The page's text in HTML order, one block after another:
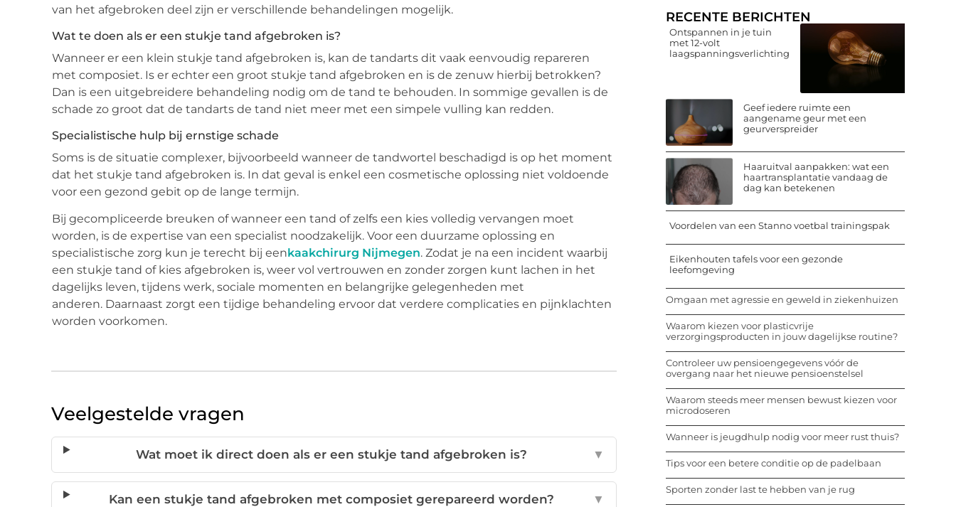
van het afgebroken deel zijn er verschillende behandelingen mogelijk.
Wat te doen als er een stukje tand afgebroken is?
Wanneer er een klein stukje tand afgebroken is, kan de tandarts dit vaak eenvoudig repareren
met composiet. Is er echter een groot stukje tand afgebroken en is de zenuw hierbij betrokken?
Dan is een uitgebreidere behandeling nodig om de tand te behouden. In sommige gevallen is de
schade zo groot dat de tandarts de tand niet meer met een simpele vulling kan redden.
Specialistische hulp bij ernstige schade
Soms is de situatie complexer, bijvoorbeeld wanneer de tandwortel beschadigd is op het moment
dat het stukje tand afgebroken is. In dat geval is enkel een cosmetische oplossing niet voldoende
voor een gezond gebit op de lange termijn.
Bij gecompliceerde breuken of wanneer een tand of zelfs een kies volledig vervangen moet
worden, is de expertise van een specialist noodzakelijk. Voor een duurzame oplossing en
specialistische zorg kun je terecht bij eenkaakchirurg Nijmegen. Zodat je na een incident waarbij
een stukje tand of kies afgebroken is, weer vol vertrouwen en zonder zorgen kunt lachen in het
dagelijks leven, tijdens werk, sociale momenten en belangrijke gelegenheden met
anderen. Daarnaast zorgt een tijdige behandeling ervoor dat verdere complicaties en pijnklachten
worden voorkomen.
Veelgestelde vragen
Wat moet ik direct doen als er een stukje tand afgebroken is? ▼
Kan een stukje tand afgebroken met composiet gerepareerd worden? ▼
RECENTE BERICHTEN
Ontspannen in je tuin
met 12-volt
laagspanningsverlichting
Geef iedere ruimte een
aangename geur met een
geurverspreider
Haaruitval aanpakken: wat een
haartransplantatie vandaag de
dag kan betekenen
Voordelen van een Stanno voetbal trainingspak
Eikenhouten tafels voor een gezonde
leefomgeving
Omgaan met agressie en geweld in ziekenhuizen
Waarom kiezen voor plasticvrije
verzorgingsproducten in jouw dagelijkse routine?
Controleer uw pensioengegevens vóór de
overgang naar het nieuwe pensioenstelsel
Waarom steeds meer mensen bewust kiezen voor
microdoseren
Wanneer is jeugdhulp nodig voor meer rust thuis?
Tips voor een betere conditie op de padelbaan
Sporten zonder last te hebben van je rug